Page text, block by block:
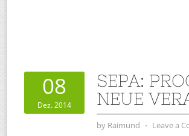
08
Dez. 2014
SEPA:
NEUE
by Raimund ⋅ Leave a